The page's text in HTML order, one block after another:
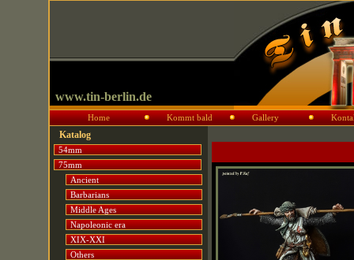
www.tin-berlin.de
Home Kommt bald Gallery
Katalog
54mm
75mm
Ancient
Barbarians
Middle Ages
Napoleonic era
XIX-XXI
Others